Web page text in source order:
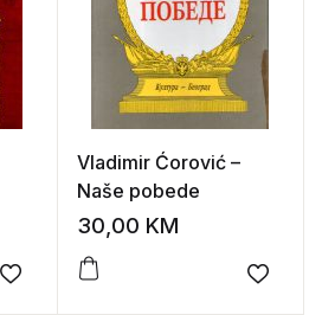
Add to wishlist
Vladimir Ćorović –
Naše pobede
30,00 KM
Add